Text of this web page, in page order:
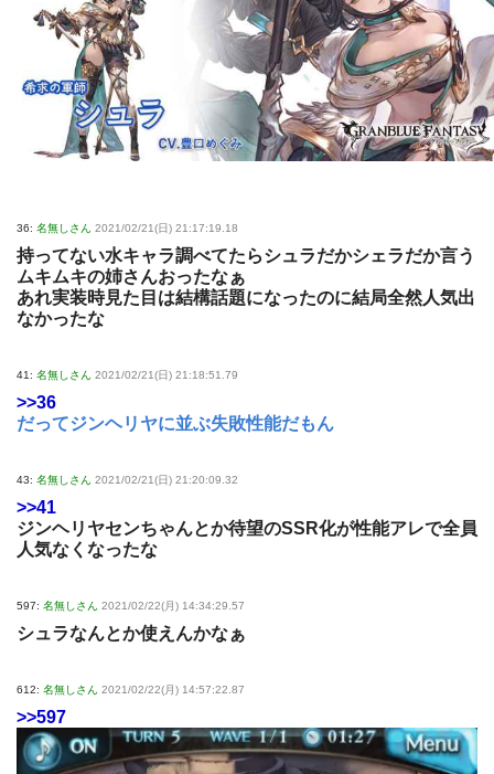
36: 名無しさん 2021/02/21(日) 21:17:19.18
持ってない水キャラ調べてたらシュラだかシェラだか言う
ムキムキの姉さんおったなぁ
あれ実装時見た目は結構話題になったのに結局全然人気出
なかったな
41: 名無しさん 2021/02/21(日) 21:18:51.79
>>36
だってジンヘリヤに並ぶ失敗性能だもん
43: 名無しさん 2021/02/21(日) 21:20:09.32
>>41
ジンヘリヤセンちゃんとか待望のSSR化が性能アレで全員
人気なくなったな
597: 名無しさん 2021/02/22(月) 14:34:29.57
シュラなんとか使えんかなぁ
612: 名無しさん 2021/02/22(月) 14:57:22.87
>>597